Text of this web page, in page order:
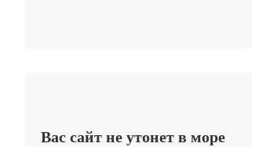
Вас сайт не утонет в море